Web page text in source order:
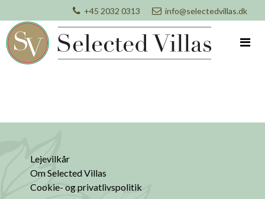
+45 2032 0313 info@selectedvillas.dk
Lejevilkår
Om Selected Villas
Cookie- og privatlivspolitik